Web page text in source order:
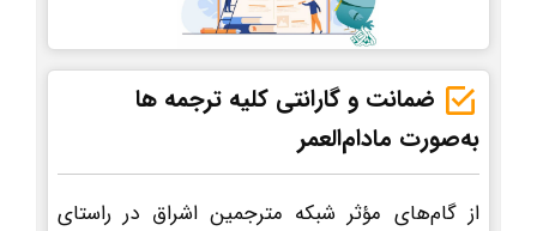
ضمانت و گارانتی کلیه ترجمه ها
به‌صورت مادام‌العمر
از گام‌های مؤثر شبکه مترجمین اشراق در راستای